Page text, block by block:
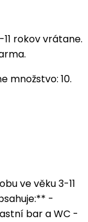
rokov vrátane.
množstvo: 10.
ve věku 3-11
-
bar a WC -